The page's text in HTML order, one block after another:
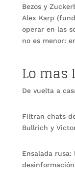
Bezos y
Alex Karp
operar en las
no es menor:
Lo mas
De vuelta a
Filtran chats
Bullrich y
Ensalada